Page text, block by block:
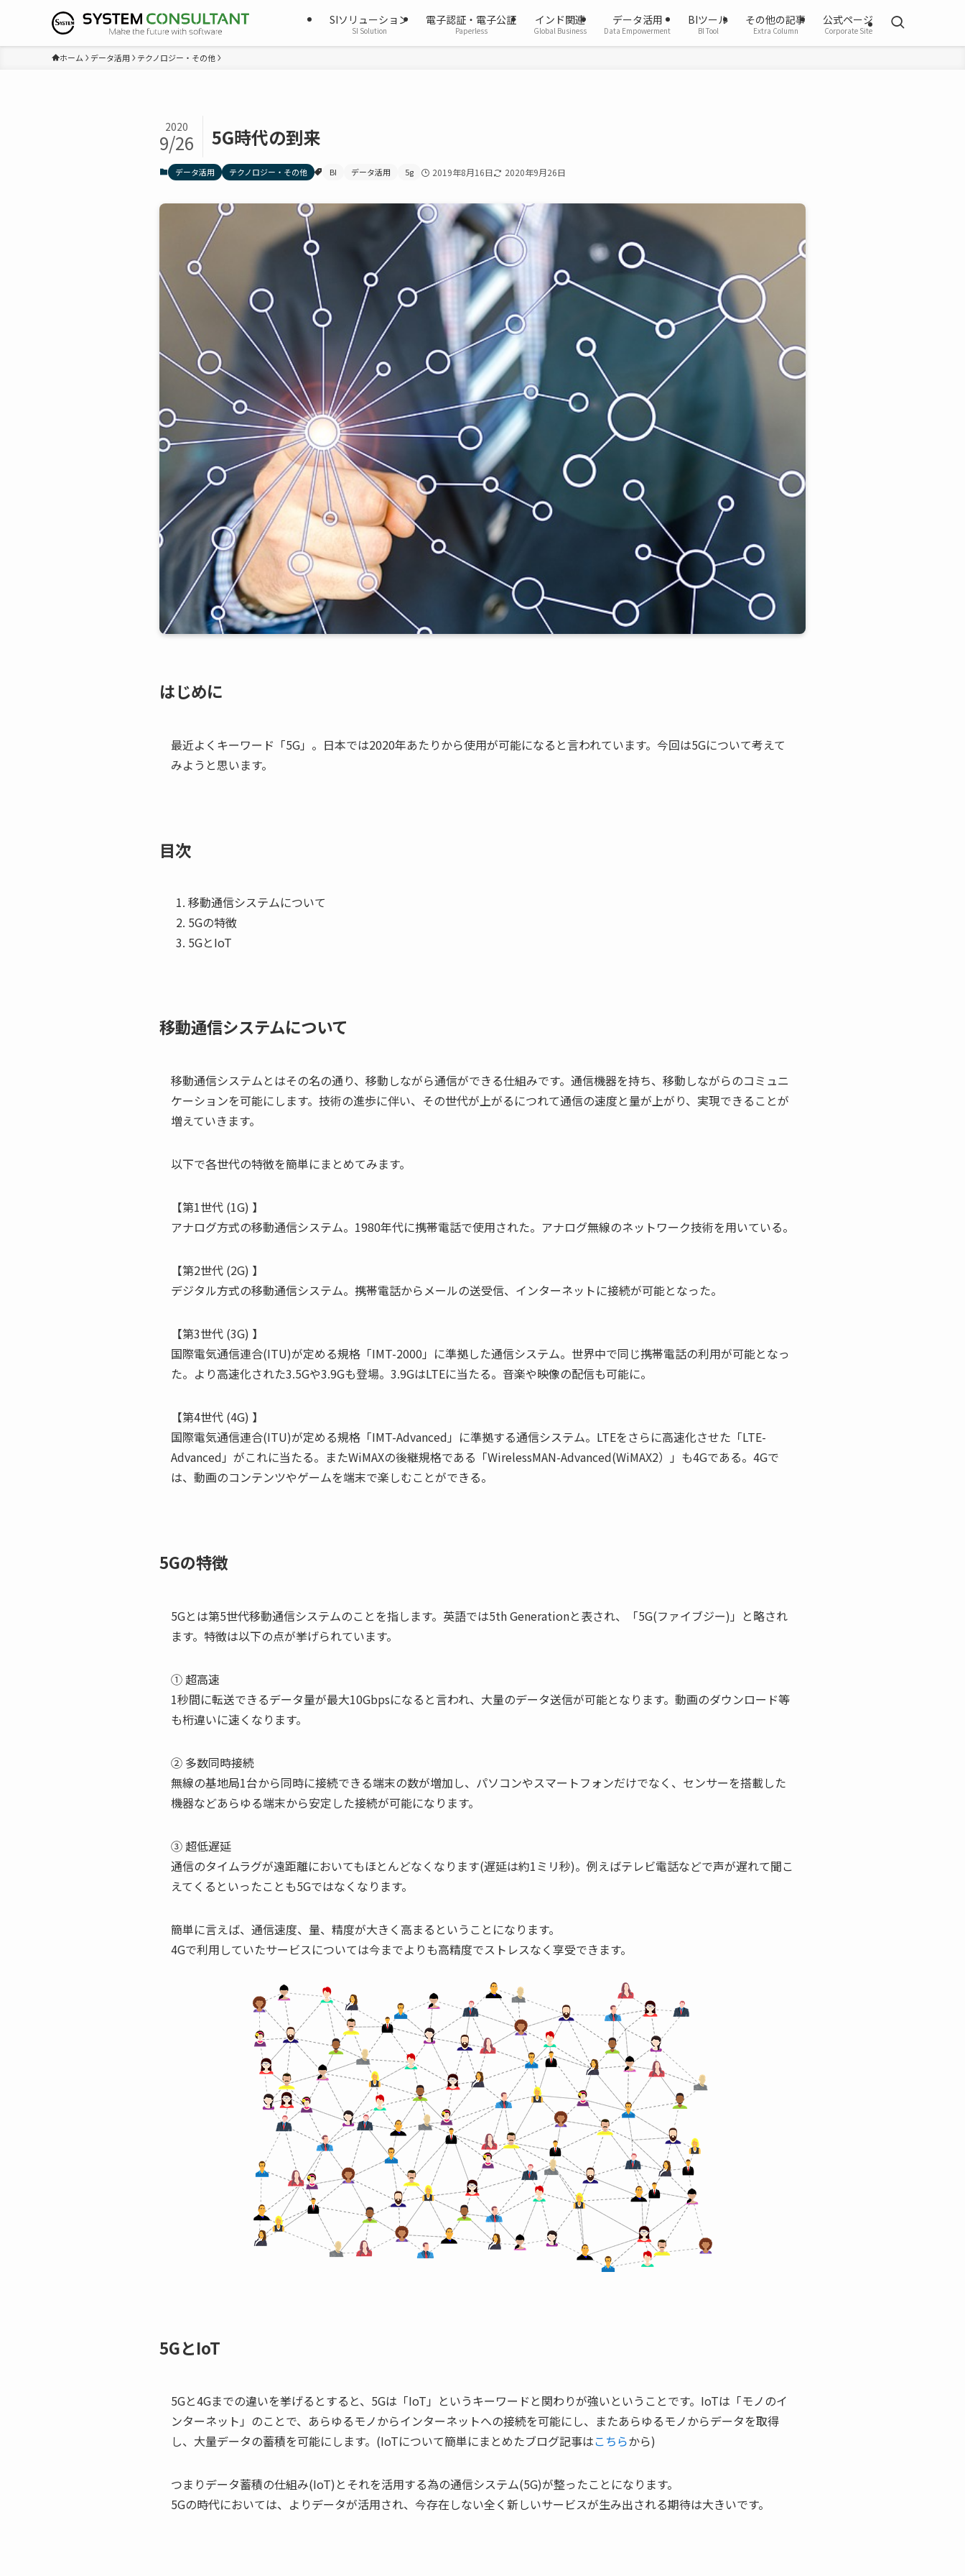
SIソリューション
SI Solution
電子認証・電子公証
Paperless
インド関連
Global Business
データ活用
Data Empowerment
BIツール
BI Tool
その他の記事
Extra Column
公式ページ
Corporate Site
ホーム データ活用 テクノロジー・その他
5G時代の到来
2020
9/26
データ活用 テクノロジー・その他 BI データ活用 5g 2019年8月16日 2020年9月26日
はじめに
最近よくキーワード「5G」。日本では2020年あたりから使用が可能になると言われています。今回は5Gについて考えて
みようと思います。
目次
移動通信システムについて
5Gの特徴
5GとIoT
移動通信システムについて
移動通信システムとはその名の通り、移動しながら通信ができる仕組みです。通信機器を持ち、移動しながらのコミュニ
ケーションを可能にします。技術の進歩に伴い、その世代が上がるにつれて通信の速度と量が上がり、実現できることが
増えていきます。
以下で各世代の特徴を簡単にまとめてみます。
【第1世代 (1G) 】
アナログ方式の移動通信システム。1980年代に携帯電話で使用された。アナログ無線のネットワーク技術を用いている。
【第2世代 (2G) 】
デジタル方式の移動通信システム。携帯電話からメールの送受信、インターネットに接続が可能となった。
【第3世代 (3G) 】
国際電気通信連合(ITU)が定める規格「IMT-2000」に準拠した通信システム。世界中で同じ携帯電話の利用が可能となっ
た。より高速化された3.5Gや3.9Gも登場。3.9GはLTEに当たる。音楽や映像の配信も可能に。
【第4世代 (4G) 】
国際電気通信連合(ITU)が定める規格「IMT-Advanced」に準拠する通信システム。LTEをさらに高速化させた「LTE-
Advanced」がこれに当たる。またWiMAXの後継規格である「WirelessMAN-Advanced(WiMAX2）」も4Gである。4Gで
は、動画のコンテンツやゲームを端末で楽しむことができる。
5Gの特徴
5Gとは第5世代移動通信システムのことを指します。英語では5th Generationと表され、「5G(ファイブジー)」と略され
ます。特徴は以下の点が挙げられています。
① 超高速
1秒間に転送できるデータ量が最大10Gbpsになると言われ、大量のデータ送信が可能となります。動画のダウンロード等
も桁違いに速くなります。
② 多数同時接続
無線の基地局1台から同時に接続できる端末の数が増加し、パソコンやスマートフォンだけでなく、センサーを搭載した
機器などあらゆる端末から安定した接続が可能になります。
③ 超低遅延
通信のタイムラグが遠距離においてもほとんどなくなります(遅延は約1ミリ秒)。例えばテレビ電話などで声が遅れて聞こ
えてくるといったことも5Gではなくなります。
簡単に言えば、通信速度、量、精度が大きく高まるということになります。
4Gで利用していたサービスについては今までよりも高精度でストレスなく享受できます。
5GとIoT
5Gと4Gまでの違いを挙げるとすると、5Gは「IoT」というキーワードと関わりが強いということです。IoTは「モノのイ
ンターネット」のことで、あらゆるモノからインターネットへの接続を可能にし、またあらゆるモノからデータを取得
し、大量データの蓄積を可能にします。(IoTについて簡単にまとめたブログ記事はこちらから)
つまりデータ蓄積の仕組み(IoT)とそれを活用する為の通信システム(5G)が整ったことになります。
5Gの時代においては、よりデータが活用され、今存在しない全く新しいサービスが生み出される期待は大きいです。